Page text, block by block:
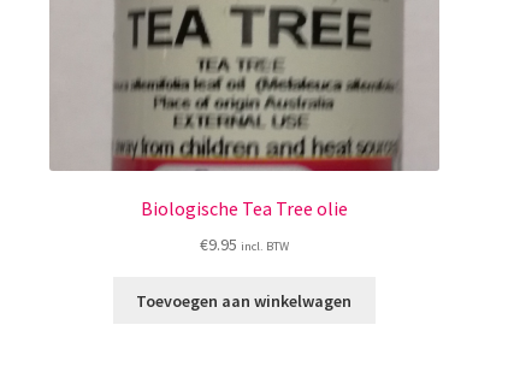
Biologische Tea Tree olie
€9.95 incl. BTW
Toevoegen aan winkelwagen